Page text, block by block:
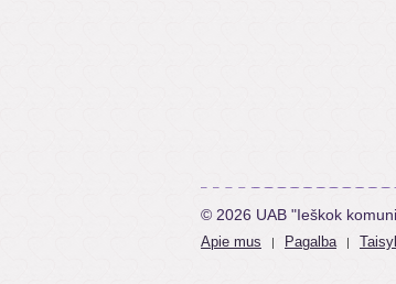
© 2026 UAB "Ieškok
Apie mus | Pagalba |